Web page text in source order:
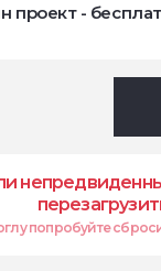
проект -
попробуйте